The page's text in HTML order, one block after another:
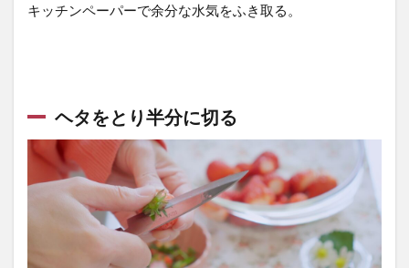
で一
気に
煮あ
げる
2.9
キッチンペーパーで余分な水気をふき取る。
ヘタをとり半分に切る